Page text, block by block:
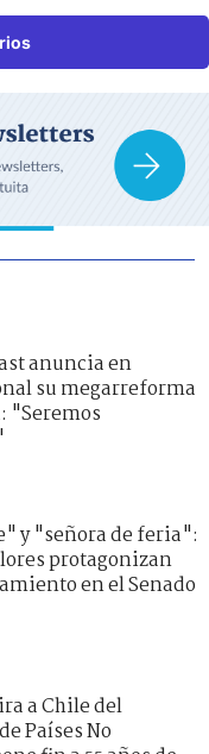
anuncia en
su megarreforma
"Seremos
y "señora de feria":
protagonizan
en el Senado
a Chile del
Países No